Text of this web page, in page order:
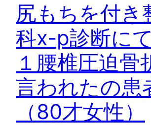
尻もちを付き
科x-p診断に
１腰椎圧迫骨
言われたの患
（80才女性）